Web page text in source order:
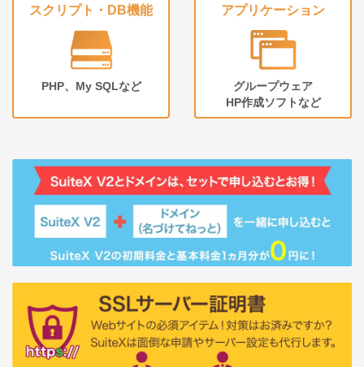
スクリプト・DB機能
PHP、My SQLなど
アプリケーション
グループウェア
HP作成ソフトなど